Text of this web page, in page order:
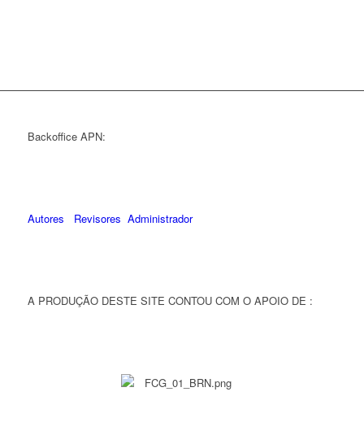
Backoffice APN:
Autores Revisores Administrador
A PRODUÇÃO DESTE SITE CONTOU COM O APOIO DE :